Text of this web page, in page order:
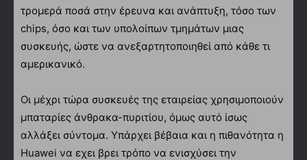
τρομερά ποσά στην έρευνα και ανάπτυξη, τόσο των
chips, όσο και των υπολοίπων τμημάτων μιας
συσκευής, ώστε να ανεξαρτητοποιηθεί από κάθε τι
αμερικανικό.
Οι μέχρι τώρα συσκευές της εταιρείας χρησιμοποιούν
μπαταρίες άνθρακα-πυριτίου, όμως αυτό ίσως
αλλάξει σύντομα. Υπάρχει βέβαια και η πιθανότητα η
Huawei να εχει βρει τρόπο να ενισχύσει την